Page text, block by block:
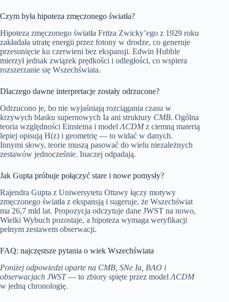
Czym była hipoteza zmęczonego światła?
Hipoteza zmęczonego światła Fritza Zwicky’ego z 1929 roku
zakładała utratę energii przez fotony w drodze, co generuje
przesunięcie ku czerwieni bez ekspansji. Edwin Hubble
mierzył jednak związek prędkości i odległości, co wspiera
rozszerzanie się Wszechświata.
Dlaczego dawne interpretacje zostały odrzucone?
Odrzucono je, bo nie wyjaśniają rozciągania czasu w
krzywych blasku supernowych Ia ani struktury CMB. Ogólna
teoria względności Einsteina i model ΛCDMz ciemną materią
lepiej opisują H(z) i geometrię — to widać w danych.
Innymi słowy, teorie muszą pasować do wielu niezależnych
zestawów jednocześnie. Inaczej odpadają.
Jak Gupta próbuje połączyć stare i nowe pomysły?
Rajendra Gupta z Uniwersytetu Ottawy łączy motywy
zmęczonego światła z ekspansją i sugeruje, że Wszechświat
ma 26,7 mld lat. Propozycja odczytuje dane JWST na nowo,
Wielki Wybuch pozostaje, a hipoteza wymaga weryfikacji
pełnym zestawem obserwacji.
FAQ: najczęstsze pytania o wiek Wszechświata
Poniżej odpowiedzi oparte na CMB, SNe Ia, BAO i
obserwacjach JWST— to zbiory spięte przez model ΛCDM
w jedną chronologię.